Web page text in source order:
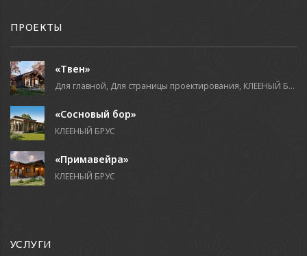
ПРОЕКТЫ
«Твен»
Для главной, Для страницы проектирования, КЛЕЕНЫЙ БРУС
«Сосновый бор»
КЛЕЕНЫЙ БРУС
«Примавейра»
КЛЕЕНЫЙ БРУС
УСЛУГИ